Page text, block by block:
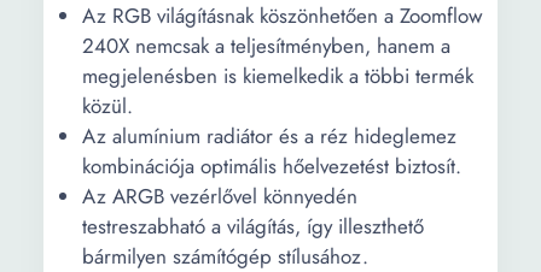
Az RGB világításnak köszönhetően a Zoomflow
240X nemcsak a teljesítményben, hanem a
megjelenésben is kiemelkedik a többi termék
közül.
Az alumínium radiátor és a réz hideglemez
kombinációja optimális hőelvezetést biztosít.
Az ARGB vezérlővel könnyedén
testreszabható a világítás, így illeszthető
bármilyen számítógép stílusához.